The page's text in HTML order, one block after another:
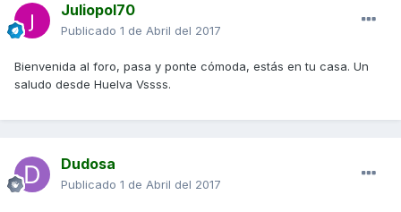
Juliopol70
Publicado 1 de Abril del 2017
Bienvenida al foro, pasa y ponte cómoda, estás en tu casa. Un
saludo desde Huelva Vssss.
Dudosa
Publicado 1 de Abril del 2017